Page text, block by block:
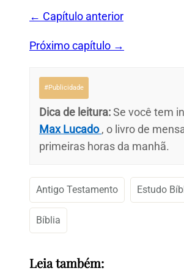
← Capítulo anterior
Próximo capítulo →
#Publicidade
Dica de leitura:Se você tem
Max Lucado, o livro de
primeiras horas da manhã.
Antigo Testamento Estudo
Bíblia
Leia também: